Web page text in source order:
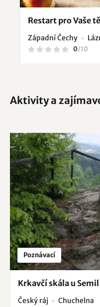
Restart pro Vaše
Západní Čechy
0/10
Aktivity a
Poznávací
Krkavčí skála u Semil
Český ráj Chuchelna